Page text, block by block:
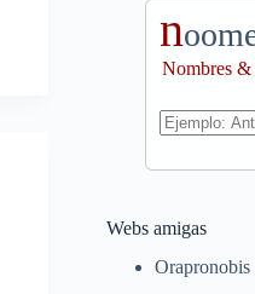
n
Nombres &
Webs amigas
Orapronobis